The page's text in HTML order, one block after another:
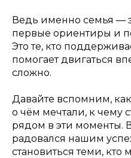
Ведь именно семья —
первые ориентиры и
Это те, кто
помогает двигаться
сложно.
Давайте вспомним,
о чём мечтали, к чему
рядом в эти моменты.
радовался нашим
становиться теми, кто